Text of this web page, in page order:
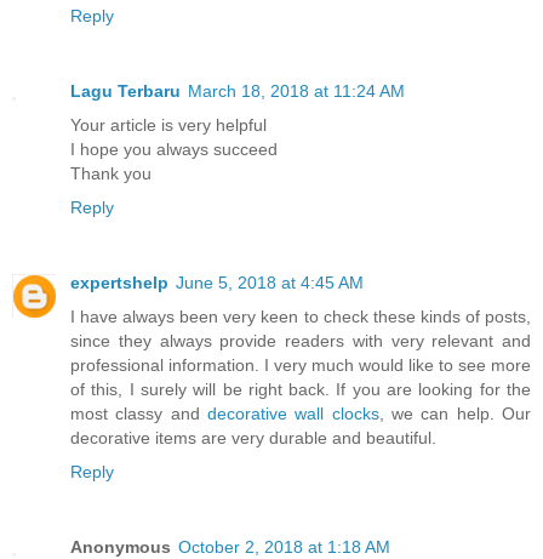
Reply
Lagu Terbaru March 18, 2018 at 11:24 AM
Your article is very helpful
I hope you always succeed
Thank you
Reply
expertshelp June 5, 2018 at 4:45 AM
I have always been very keen to check these kinds of posts,
since they always provide readers with very relevant and
professional information. I very much would like to see more
of this, I surely will be right back. If you are looking for the
most classy and decorative wall clocks, we can help. Our
decorative items are very durable and beautiful.
Reply
Anonymous October 2, 2018 at 1:18 AM